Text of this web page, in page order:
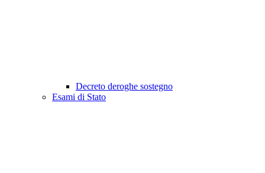
Decreto deroghe sostegno
Esami di Stato